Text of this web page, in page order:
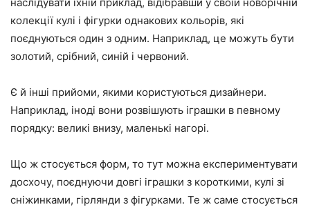
колекції кулі і фігурки однакових кольорів, які
поєднуються один з одним. Наприклад, це можуть бути
золотий, срібний, синій і червоний.
Є й інші прийоми, якими користуються дизайнери.
Наприклад, іноді вони розвішують іграшки в певному
порядку: великі внизу, маленькі нагорі.
Що ж стосується форм, то тут можна експериментувати
досхочу, поєднуючи довгі іграшки з короткими, кулі зі
сніжинками, гірлянди з фігурками. Те ж саме стосується